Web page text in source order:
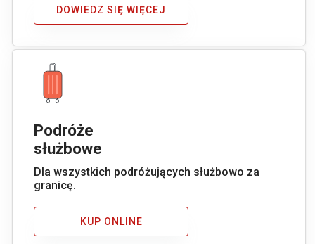
DOWIEDZ SIĘ WIĘCEJ
Podróże
służbowe
Dla wszystkich podróżujących służbowo za
granicę.
KUP ONLINE